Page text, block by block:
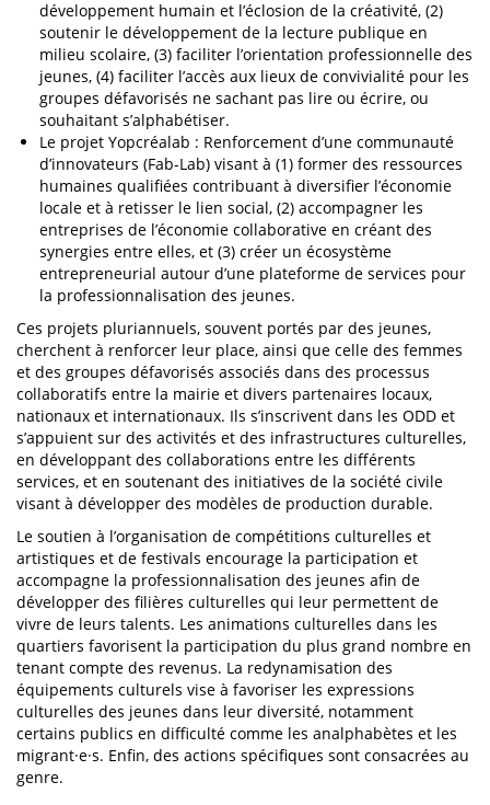
développement humain et l’éclosion de la créativité, (2)
soutenir le développement de la lecture publique en
milieu scolaire, (3) faciliter l’orientation professionnelle des
jeunes, (4) faciliter l’accès aux lieux de convivialité pour les
groupes défavorisés ne sachant pas lire ou écrire, ou
souhaitant s’alphabétiser.
Le projet Yopcréalab : Renforcement d’une communauté
d’innovateurs (Fab-Lab) visant à (1) former des ressources
humaines qualifiées contribuant à diversifier l’économie
locale et à retisser le lien social, (2) accompagner les
entreprises de l’économie collaborative en créant des
synergies entre elles, et (3) créer un écosystème
entrepreneurial autour d’une plateforme de services pour
la professionnalisation des jeunes.
Ces projets pluriannuels, souvent portés par des jeunes,
cherchent à renforcer leur place, ainsi que celle des femmes
et des groupes défavorisés associés dans des processus
collaboratifs entre la mairie et divers partenaires locaux,
nationaux et internationaux. Ils s’inscrivent dans les ODD et
s’appuient sur des activités et des infrastructures culturelles,
en développant des collaborations entre les différents
services, et en soutenant des initiatives de la société civile
visant à développer des modèles de production durable.
Le soutien à l’organisation de compétitions culturelles et
artistiques et de festivals encourage la participation et
accompagne la professionnalisation des jeunes afin de
développer des filières culturelles qui leur permettent de
vivre de leurs talents. Les animations culturelles dans les
quartiers favorisent la participation du plus grand nombre en
tenant compte des revenus. La redynamisation des
équipements culturels vise à favoriser les expressions
culturelles des jeunes dans leur diversité, notamment
certains publics en difficulté comme les analphabètes et les
migrant·e·s. Enfin, des actions spécifiques sont consacrées au
genre.